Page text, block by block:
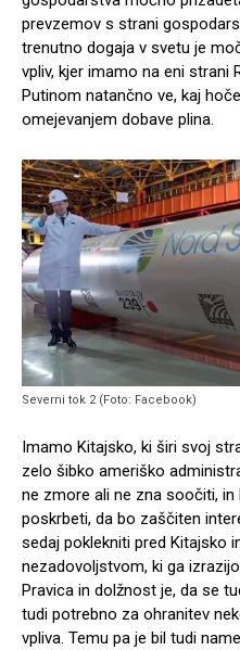
prevzemov s strani
trenutno dogaja v svetu je
vpliv, kjer imamo na eni strani
Putinom natančno ve, kaj
omejevanjem dobave plina.
Severni tok 2 (Foto: Facebook)
Imamo Kitajsko, ki širi svoj
zelo šibko ameriško
ne zmore ali ne zna soočiti,
poskrbeti, da bo zaščiten
sedaj poklekniti pred Kitajsko
nezadovoljstvom, ki ga
Pravica in dolžnost je, da se
tudi potrebno za ohranitev
vpliva. Temu pa je bil tudi